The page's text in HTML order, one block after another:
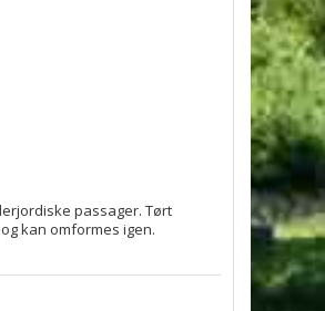
passager. Tørt
kan omformes igen.